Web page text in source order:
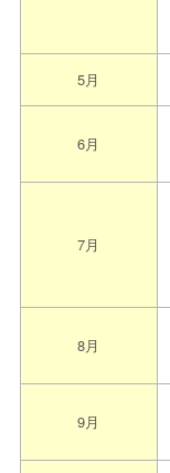
5月
6月
7月
8月
9月